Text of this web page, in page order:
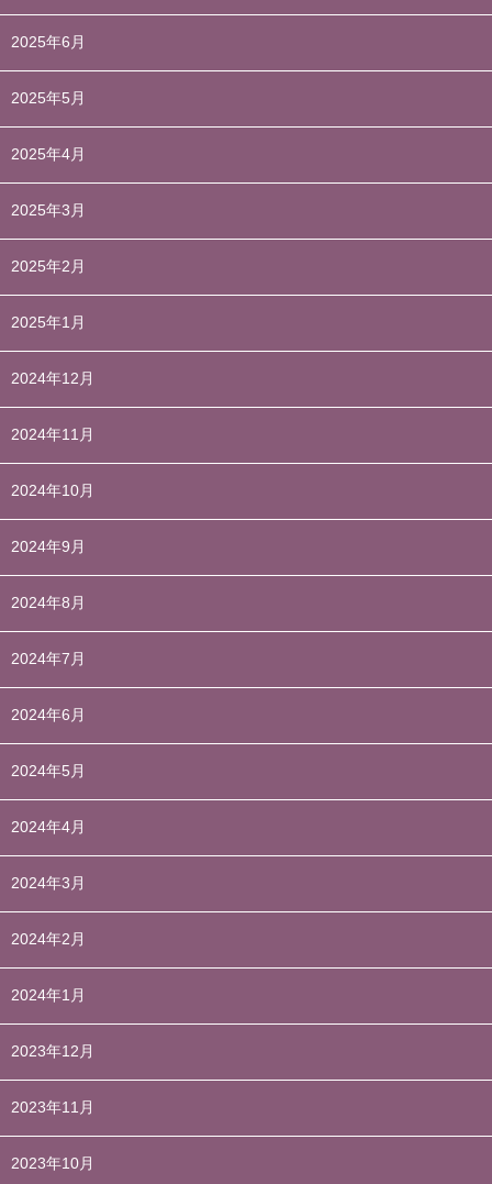
2025年6月
2025年5月
2025年4月
2025年3月
2025年2月
2025年1月
2024年12月
2024年11月
2024年10月
2024年9月
2024年8月
2024年7月
2024年6月
2024年5月
2024年4月
2024年3月
2024年2月
2024年1月
2023年12月
2023年11月
2023年10月